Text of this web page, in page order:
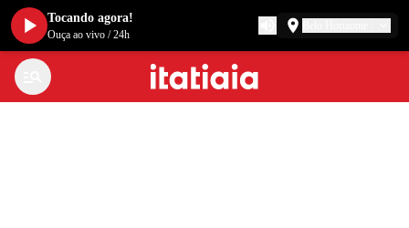
Tocando agora!
Ouça ao vivo /24h